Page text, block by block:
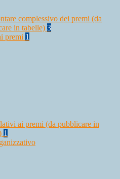
complessivo dei premi (da
in tabelle) 3
premi 1
ai premi (da pubblicare in
1